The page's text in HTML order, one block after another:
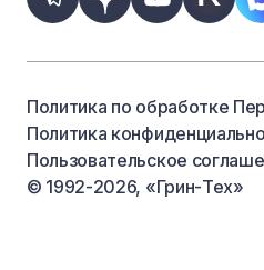
Политика по обработке
Политика
Пользовательское
© 1992-2026, «Грин-Тех»